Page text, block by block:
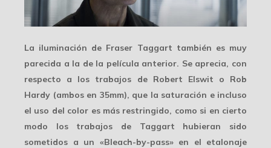
La iluminación de Fraser Taggart también es muy
parecida a la de la película anterior. Se aprecia, con
respecto a los trabajos de Robert Elswit o Rob
Hardy (ambos en 35mm), que la saturación e incluso
el uso del color es más restringido, como si en cierto
modo los trabajos de Taggart hubieran sido
sometidos a un «Bleach-by-pass» en el etalonaje